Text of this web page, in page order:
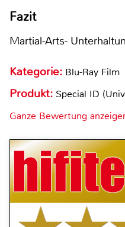
Fazit
Martial-Arts-
Kategorie: Blu-Ray Film
Produkt: Special ID
Ganze Bewertung